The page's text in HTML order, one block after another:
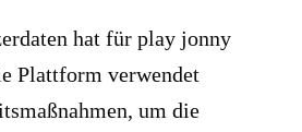
hat für play jonny
Plattform verwendet
um die